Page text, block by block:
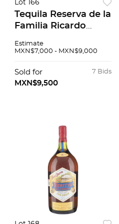
Lot 166
Tequila Reserva de la
Familia Ricardo
Añejo de 2500 ml.
diseño de artista.
Estimate
MXN$7,000 - MXN$9,000
7 Bids
Sold for
MXN$9,500